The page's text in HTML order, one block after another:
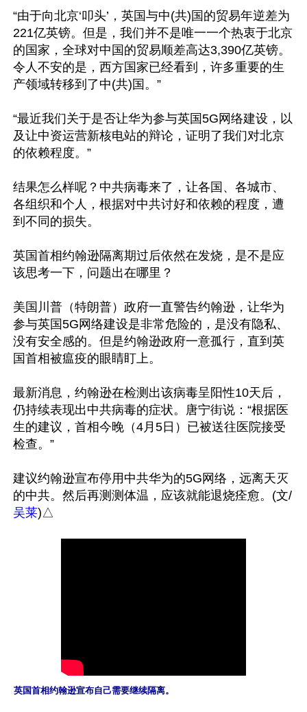
“由于向北京‘叩头’，英国与中(共)国的贸易年逆差为
221亿英镑。但是，我们并不是唯一一个热衷于北京
的国家，全球对中国的贸易顺差高达3,390亿英镑。
令人不安的是，西方国家已经看到，许多重要的生
产领域转移到了中(共)国。”
“最近我们关于是否让华为参与英国5G网络建设，以
及让中资运营新核电站的辩论，证明了我们对北京
的依赖程度。”
结果怎么样呢？中共病毒来了，让各国、各城市、
各组织和个人，根据对中共讨好和依赖的程度，遭
到不同的损失。
英国首相约翰逊隔离期过后依然在发烧，是不是应
该思考一下，问题出在哪里？
美国川普（特朗普）政府一直警告约翰逊，让华为
参与英国5G网络建设是非常危险的，是没有隐私、
没有安全感的。但是约翰逊政府一意孤行，直到英
国首相被瘟疫的眼睛盯上。
最新消息，约翰逊在检测出该病毒呈阳性10天后，
仍持续表现出中共病毒的症状。唐宁街说：“根据医
生的建议，首相今晚（4月5日）已被送往医院接受
检查。”
建议约翰逊宣布停用中共华为的5G网络，远离天灭
的中共。然后再测测体温，应该就能退烧痊愈。(文/
吴莱
英国首相约翰逊宣布自己需要继续隔离。